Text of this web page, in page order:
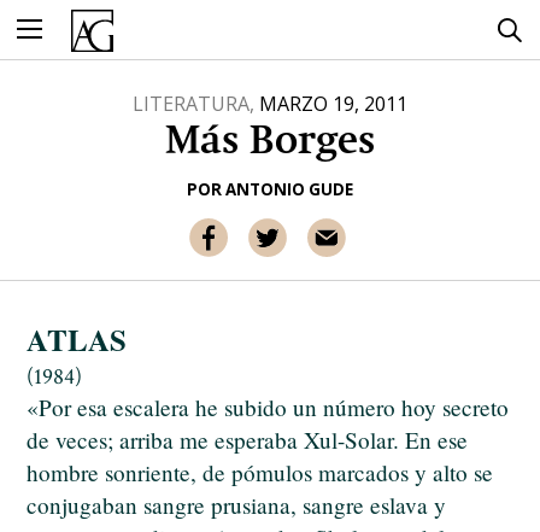
contenido
LITERATURA, MARZO 19, 2011
Más Borges
PORANTONIO GUDE
ATLAS
(1984)
«Por esa escalera he subido un número hoy secreto
de veces; arriba me esperaba Xul-Solar. En ese
hombre sonriente, de pómulos marcados y alto se
conjugaban sangre prusiana, sangre eslava y